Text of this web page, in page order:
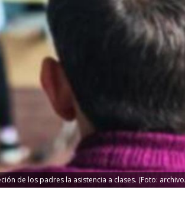
de los padres la asistencia a clases. (Foto: